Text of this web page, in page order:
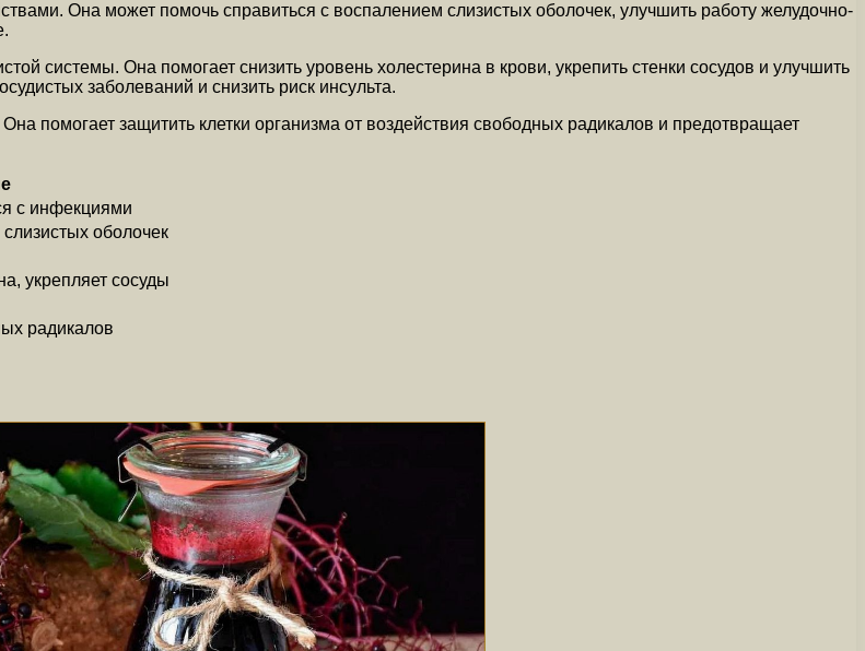
Она может помочь справиться с воспалением слизистых оболочек, улучшить работу желудочно-
системы. Она помогает снизить уровень холестерина в крови, укрепить стенки сосудов и улучшить
заболеваний и снизить риск инсульта.
помогает защитить клетки организма от воздействия свободных радикалов и предотвращает
с инфекциями
оболочек
укрепляет сосуды
радикалов